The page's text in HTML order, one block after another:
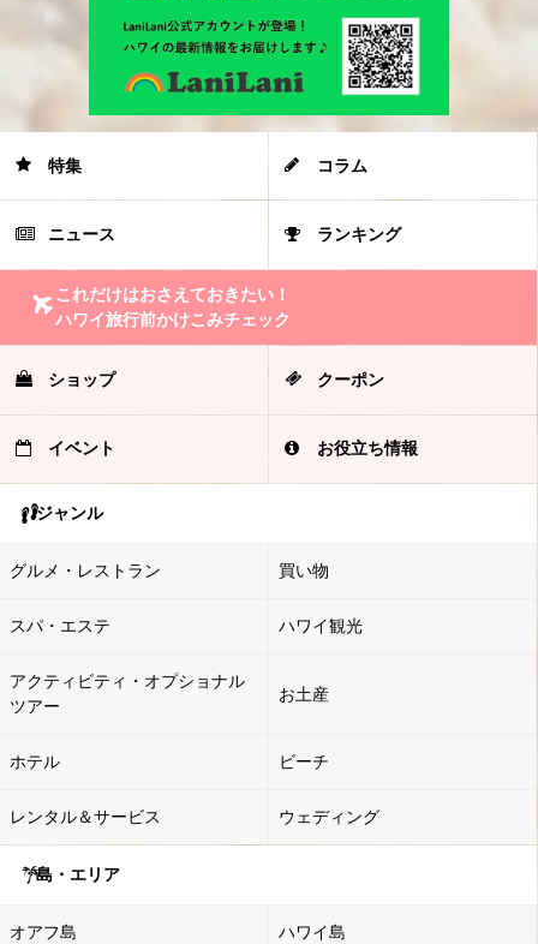
特集 コラム
ニュース ランキング
これだけはおさえておきたい！
ハワイ旅行前かけこみチェック
ショップ クーポン
イベント お役立ち情報
ジャンル
グルメ・レストラン 買い物
スパ・エステ ハワイ観光
アクティビティ・オプショナル
ツアー
お土産
ホテル ビーチ
レンタル＆サービス ウェディング
島・エリア
オアフ島 ハワイ島